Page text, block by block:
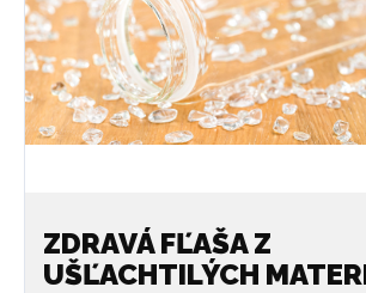
ZDRAVÁ FĽAŠA Z
UŠĽACHTILÝCH